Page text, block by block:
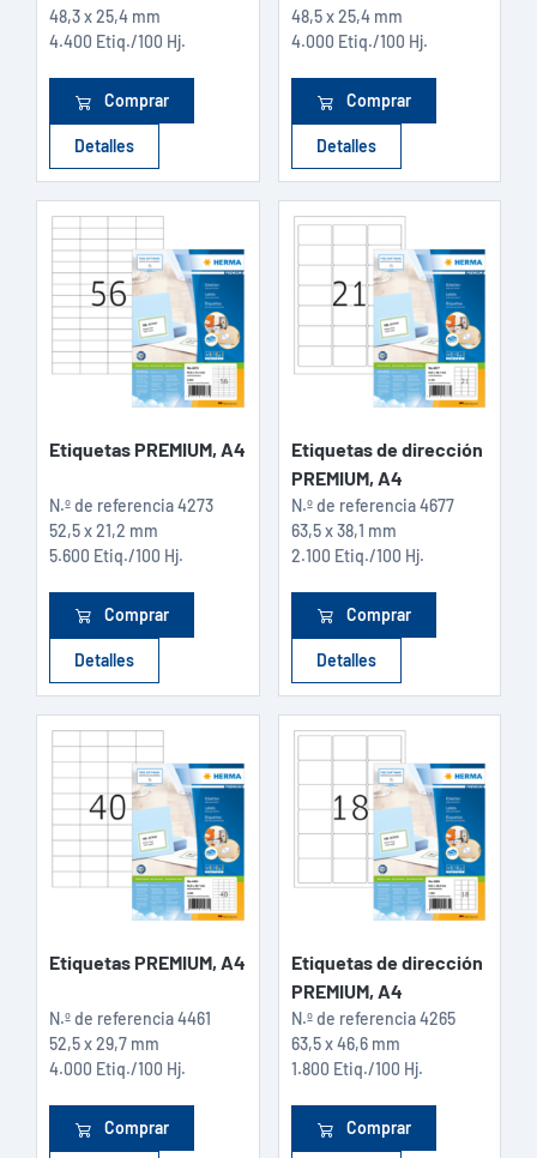
48,3 x 25,4 mm
4.400 Etiq./100 Hj.
Comprar
Detalles
48,5 x 25,4 mm
4.000 Etiq./100 Hj.
Comprar
Detalles
Etiquetas PREMIUM, A4
N.º de referencia4273
52,5 x 21,2 mm
5.600 Etiq./100 Hj.
Comprar
Detalles
Etiquetas de dirección
PREMIUM, A4
N.º de referencia 4677
63,5 x 38,1 mm
2.100 Etiq./100 Hj.
Comprar
Detalles
Etiquetas PREMIUM, A4
N.º de referencia4461
52,5 x 29,7 mm
4.000 Etiq./100 Hj.
Comprar
Etiquetas de dirección
PREMIUM, A4
N.º de referencia 4265
63,5 x 46,6 mm
1.800 Etiq./100 Hj.
Comprar